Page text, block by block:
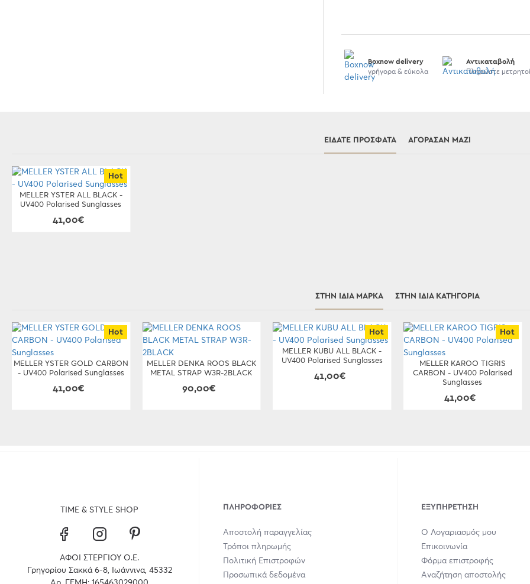
Boxnow delivery
γρήγορα & εύκολα
Αντικαταβολή
Πληρώστε
ΕΊΔΑΤΕ ΠΡΌΣΦΑΤΑ ΑΓΌΡΑΣΑΝ ΜΑΖΊ
Hot
MELLER YSTER ALL BLACK -
UV400 Polarised Sunglasses
41,00€
ΣΤΗΝ ΊΔΙΑ ΜΆΡΚΑ ΣΤΗΝ ΊΔΙΑ ΚΑΤΗΓΟΡΊΑ
Hot
MELLER YSTER GOLD CARBON
- UV400 Polarised Sunglasses
41,00€
MELLER DENKA ROOS BLACK
METAL STRAP W3R-2BLACK
90,00€
Hot
MELLER KUBU ALL BLACK -
UV400 Polarised Sunglasses
41,00€
Hot
MELLER KAROO TIGRIS
CARBON - UV400 Polarised
Sunglasses
41,00€
TIME & STYLE SHOP
ΑΦΟΙ ΣΤΕΡΓΙΟΥ Ο.Ε.
Γρηγορίου Σακκά 6-8, Ιωάννινα, 45332
ΠΛΗΡΟΦΟΡΊΕΣ
Αποστολή παραγγελίας
Τρόποι πληρωμής
Πολιτική Επιστροφών
Προσωπικά δεδομένα
ΕΞΥΠΗΡΈΤΗΣΗ
Ο Λογαριασμός μου
Επικοινωνία
Φόρμα επιστροφής
Αναζήτηση αποστολής